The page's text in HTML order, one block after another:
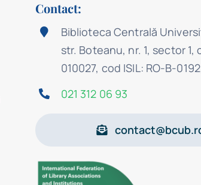
Contact:
Biblioteca Centrală
str. Boteanu, nr. 1, sector 1,
010027, cod ISIL: RO-B-
021 312 06 93